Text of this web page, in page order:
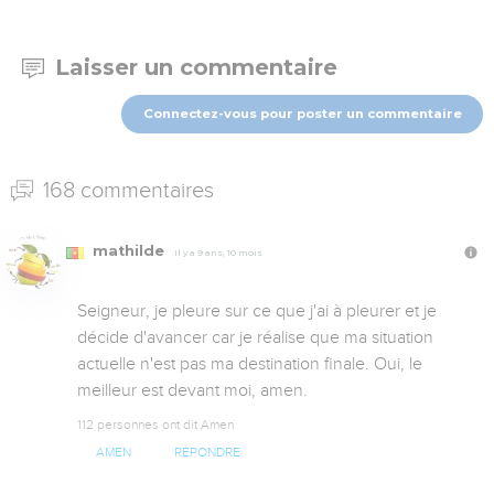
Laisser un commentaire
Connectez-vous pour poster un commentaire
168 commentaires
mathilde Il y a 9 ans, 10 mois
Seigneur, je pleure sur ce que j'ai à pleurer et je
décide d'avancer car je réalise que ma situation
actuelle n'est pas ma destination finale. Oui, le
meilleur est devant moi, amen.
112 personnes ont dit Amen
AMEN RÉPONDRE